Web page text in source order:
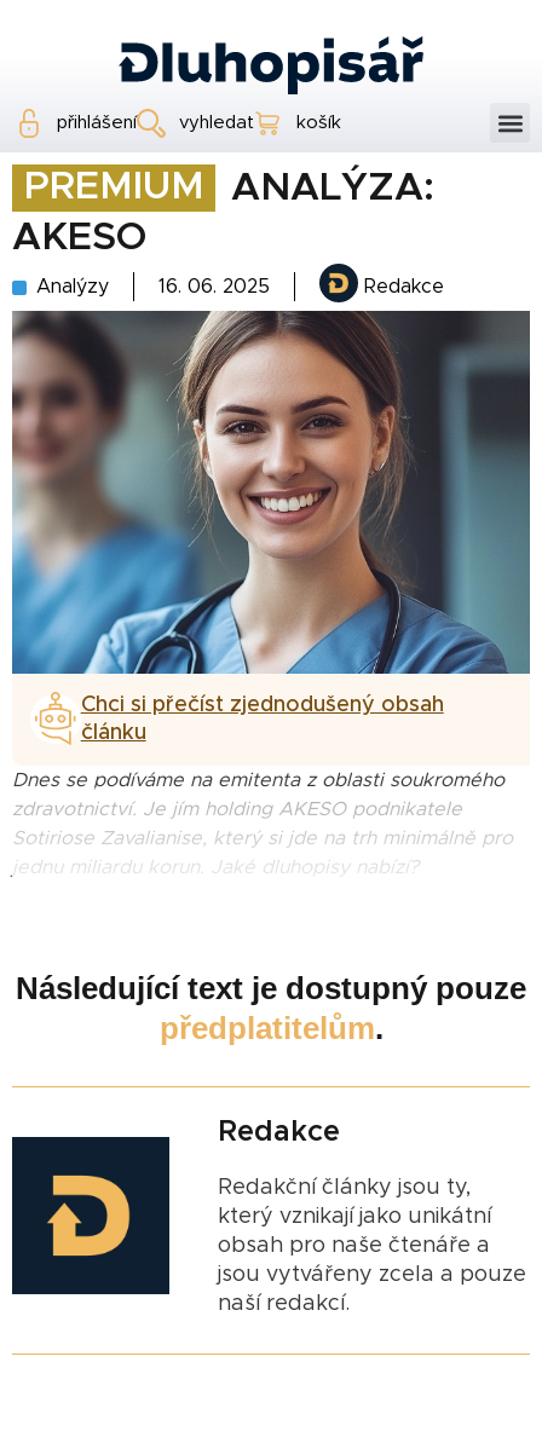
přihlášení vyhledat košík
PREMIUM
ANALÝZA:
AKESO
Analýzy 16. 06. 2025 Redakce
Chci si přečíst zjednodušený obsah
článku
Dnes se podíváme na emitenta z oblasti soukromého
zdravotnictví. Je jím holding AKESO podnikatele
Sotiriose Zavalianise, který si jde na trh minimálně pro
jednu miliardu korun. Jaké dluhopisy nabízí?
Následující text je dostupný pouze
předplatitelům.
Redakce
Redakční články jsou ty,
který vznikají jako unikátní
obsah pro naše čtenáře a
jsou vytvářeny zcela a pouze
naší redakcí.